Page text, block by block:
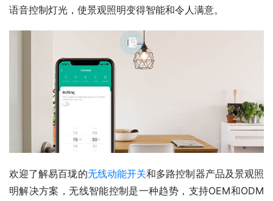
语音控制灯光，使景观照明变得智能和令人满意。
欢迎了解易百珑的无线动能开关和多路控制器产品及景观照
明解决方案，无线智能控制是一种趋势，支持OEM和ODM